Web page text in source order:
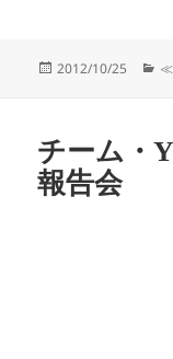
投
2012/10/25
カ
ー
チーム・
報告会